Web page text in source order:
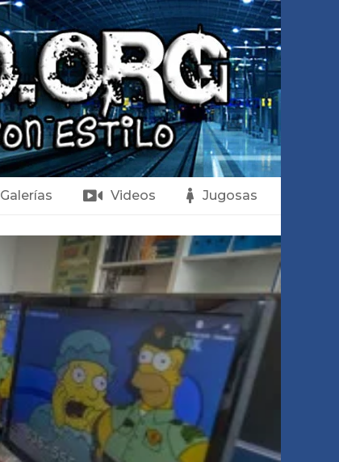
Galerías Videos Jugosas